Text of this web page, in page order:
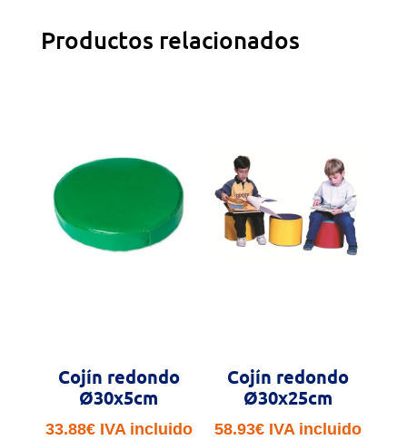
Productos relacionados
Cojín redondo
Ø30x5cm
33.88€ IVA incluido
Cojín redondo
Ø30x25cm
58.93€ IVA incluido